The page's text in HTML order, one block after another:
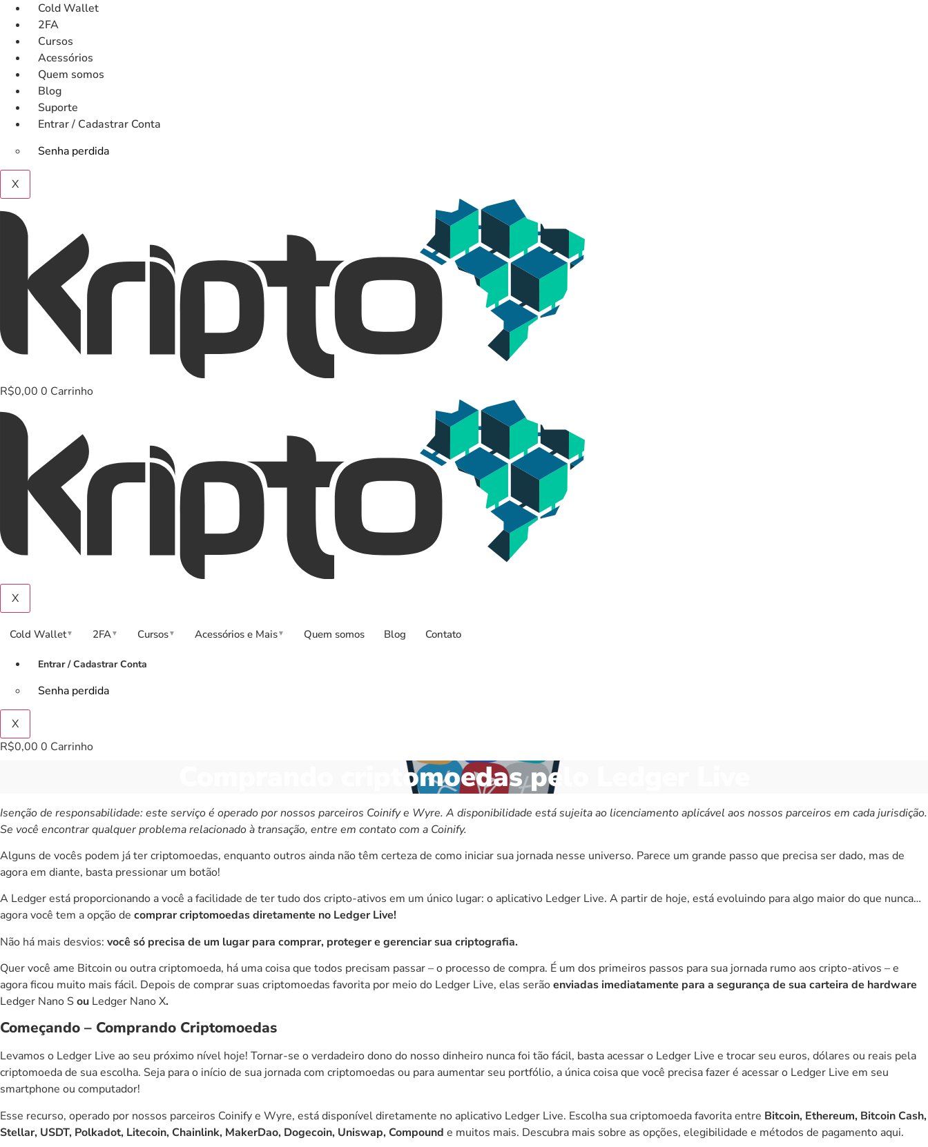
para
conteúdo
Cold Wallet
2FA
Cursos
Acessórios
Quem somos
Blog
Suporte
Entrar / Cadastrar Conta
Senha perdida
X
R$0,00 0 Carrinho
X
Cold Wallet▼ 2FA▼ Cursos▼ Acessórios e Mais▼ Quem somos Blog Contato
Entrar / Cadastrar Conta
Senha perdida
X
R$0,00 0 Carrinho
Comprando criptomoedas pelo Ledger Live
Isenção de responsabilidade: este serviço é operado por nossos parceiros Coinify e Wyre. A disponibilidade está sujeita ao licenciamento aplicável aos nossos parceiros em cada jurisdição.
Se você encontrar qualquer problema relacionado à transação, entre em contato com a Coinify.
Alguns de vocês podem já tercriptomoedas, enquanto outros ainda não têm certeza de como iniciar sua jornada nesse universo. Parece um grande passo que precisa ser dado, mas de
agora em diante, basta pressionar um botão!
A Ledger está proporcionando a você a facilidade de ter tudo dos cripto-ativos em um único lugar: o aplicativo Ledger Live. A partir de hoje, está evoluindo para algo maior do que nunca…
agora você tem a opção de comprar criptomoedas diretamente no Ledger Live!
Não há mais desvios: você só precisa de um lugar para comprar, proteger e gerenciar sua criptografia.
Quer você ame Bitcoin ou outra criptomoeda, há uma coisa que todos precisam passar – o processo de compra. É um dos primeiros passos para sua jornada rumo aos cripto-ativos – e
agora ficou muito mais fácil. Depois de comprar suas criptomoedas favorita por meio do Ledger Live, elas serãoenviadas imediatamente para a segurança de sua carteira de hardware
Ledger Nano Sou Ledger Nano X.
Começando – Comprando Criptomoedas
Levamos o Ledger Live ao seu próximo nível hoje! Tornar-se o verdadeiro dono do nosso dinheiro nunca foi tão fácil, basta acessar o Ledger Live e trocar seu euros, dólares ou reais pela
criptomoeda de sua escolha. Seja para o início de sua jornada com criptomoedas ou para aumentar seu portfólio, a única coisa que você precisa fazer é acessar o Ledger Live em seu
smartphone ou computador!
Esse recurso, operado por nossos parceiros Coinifye Wyre, está disponível diretamente no aplicativo Ledger Live. Escolha sua criptomoeda favorita entre Bitcoin, Ethereum, Bitcoin Cash,
Stellar, USDT, Polkadot, Litecoin, Chainlink, MakerDao, Dogecoin, Uniswap, Compound e muitos mais. Descubra mais sobre as opções, elegibilidade e métodos de pagamento aqui.